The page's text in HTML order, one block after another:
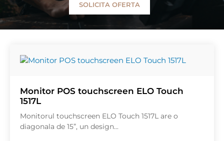
SOLICITA OFERTA
Monitor POS touchscreen ELO Touch
1517L
Monitorul touchscreen ELO Touch 1517L are o
diagonala de 15”, un design...